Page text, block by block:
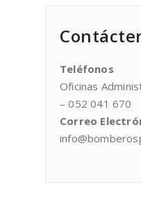
Teléfonos
Oficinas
– 052 041 670
Correo